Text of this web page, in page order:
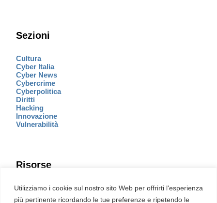
Utilizziamo i cookie sul nostro sito Web per offrirti l'esperienza
più pertinente ricordando le tue preferenze e ripetendo le
Sezioni
Cultura
Cyber Italia
Cyber News
Cybercrime
Cyberpolitica
Diritti
Hacking
Innovazione
Vulnerabilità
Risorse
Eventi
Fumetto Cyber